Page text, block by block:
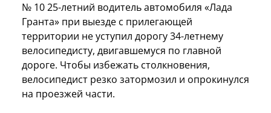
№ 10 25-летний водитель автомобиля «Лада
Гранта» при выезде с прилегающей
территории не уступил дорогу 34-летнему
велосипедисту, двигавшемуся по главной
дороге. Чтобы избежать столкновения,
велосипедист резко затормозил и опрокинулся
на проезжей части.